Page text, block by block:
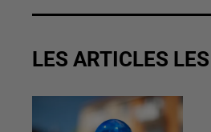
LES ARTICLES LES